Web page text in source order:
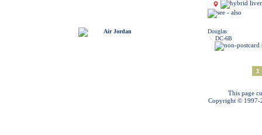
Air Jordan
Douglas
DC-6B
1
This page
Copyright © 1997-